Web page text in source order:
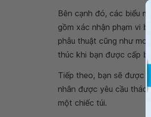
Bên cạnh đó, các biểu
gồm xác nhận phạm vi
phẫu thuật cũng như
thúc khi bạn được cấp
Tiếp theo, bạn sẽ được
nhân được yêu cầu
một chiếc túi.